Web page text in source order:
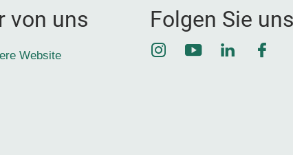
von uns
Website
Folgen Sie uns
Instagram
YouTubeLinkedIn